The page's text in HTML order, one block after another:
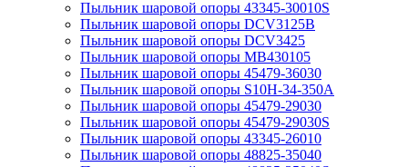
Пыльник шаровой опоры 43345-30010S
Пыльник шаровой опоры DCV3125B
Пыльник шаровой опоры DCV3425
Пыльник шаровой опоры MB430105
Пыльник шаровой опоры 45479-36030
Пыльник шаровой опоры S10H-34-350A
Пыльник шаровой опоры 45479-29030
Пыльник шаровой опоры 45479-29030S
Пыльник шаровой опоры 43345-26010
Пыльник шаровой опоры 48825-35040